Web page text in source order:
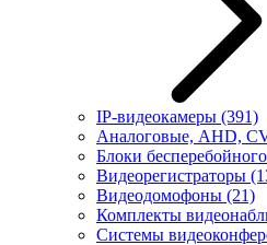
IP-видеокамеры (391)
Аналоговые, AHD,
Блоки
Видеорегистраторы
Видеодомофоны (21)
Комплекты
Системы